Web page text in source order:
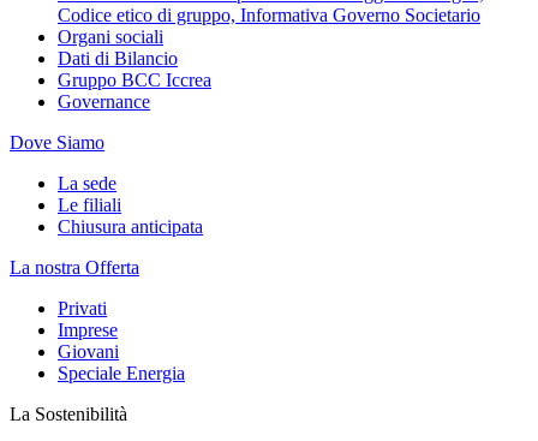
Codice etico di gruppo, Informativa Governo Societario
Organi sociali
Dati di Bilancio
Gruppo BCC Iccrea
Governance
Dove Siamo
La sede
Le filiali
Chiusura anticipata
La nostra Offerta
Privati
Imprese
Giovani
Speciale Energia
La Sostenibilità